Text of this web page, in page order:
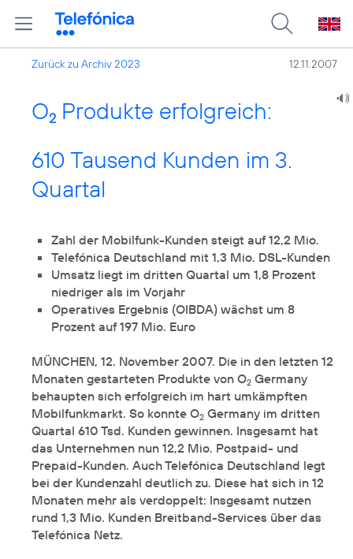
Zurück zu Archiv 2023 12.11.2007
O2 Produkte erfolgreich:
610 Tausend Kunden im 3.
Quartal
Zahl der Mobilfunk-Kunden steigt auf 12,2 Mio.
Telefónica Deutschland mit 1,3 Mio. DSL-Kunden
Umsatz liegt im dritten Quartal um 1,8 Prozent
niedriger als im Vorjahr
Operatives Ergebnis (OIBDA) wächst um 8
Prozent auf 197 Mio. Euro
MÜNCHEN, 12. November 2007. Die in den letzten 12
Monaten gestarteten Produkte von O2 Germany
behaupten sich erfolgreich im hart umkämpften
Mobilfunkmarkt. So konnte O2 Germany im dritten
Quartal 610 Tsd. Kunden gewinnen. Insgesamt hat
das Unternehmen nun 12,2 Mio. Postpaid- und
Prepaid-Kunden. Auch Telefónica Deutschland legt
bei der Kundenzahl deutlich zu. Diese hat sich in 12
Monaten mehr als verdoppelt: Insgesamt nutzen
rund 1,3 Mio. Kunden Breitband-Services über das
Telefónica Netz.